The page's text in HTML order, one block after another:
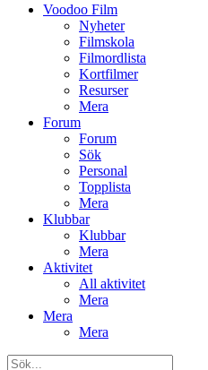
Voodoo Film
Nyheter
Filmskola
Filmordlista
Kortfilmer
Resurser
Mera
Forum
Forum
Sök
Personal
Topplista
Mera
Klubbar
Klubbar
Mera
Aktivitet
All aktivitet
Mera
Mera
Mera